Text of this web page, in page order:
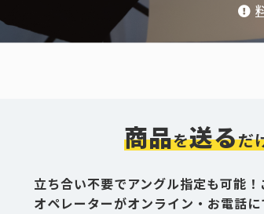
商品を送るだ
立ち合い不要でアングル指定も可能
オペレーターがオンライン・お電話に